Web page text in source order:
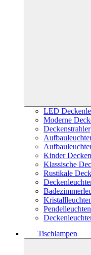
LED
Moderne
Deckenstrahler
Kinder
Klassische
Rustikale
Pendelleuchten
Tischlampen